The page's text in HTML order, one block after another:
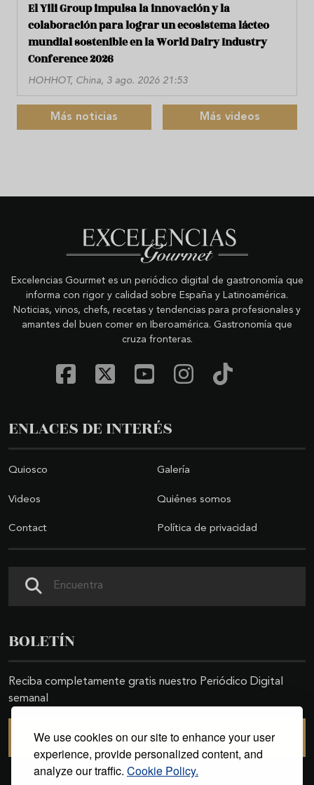
We use cookies on our site to enhance your user
experience, provide personalized content, and
analyze our traffic. Cookie Policy.
El Yili Group impulsa la innovación y la
colaboración para lograr un ecosistema lácteo
mundial sostenible en la World Dairy Industry
Conference 2026
HOHHOT, China, 3 ago. 2026 21:53
Más noticias Más videos
Excelencias Gourmet es un periódico digital de gastronomía que
informa con rigor y calidad sobre España y Latinoamérica.
Noticias, vinos, chefs, recetas y tendencias para profesionales y
amantes del buen comer en Iberoamérica. Gastronomía que
cruza fronteras.
ENLACES DE INTERÉS
Quiosco Galería
Videos Quiénes somos
Contact Política de privacidad
BOLETÍN
Reciba completamente gratis nuestro Periódico Digital
semanal
SUSCRIBIRSE